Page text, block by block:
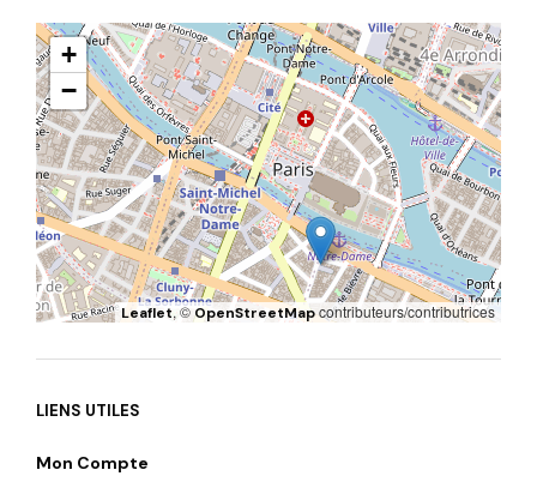
+
−
Leaflet, ©OpenStreetMapcontributeurs/contributrices
LIENS UTILES
Mon Compte